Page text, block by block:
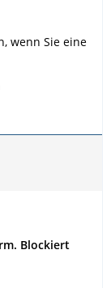
wenn Sie eine
Blockiert